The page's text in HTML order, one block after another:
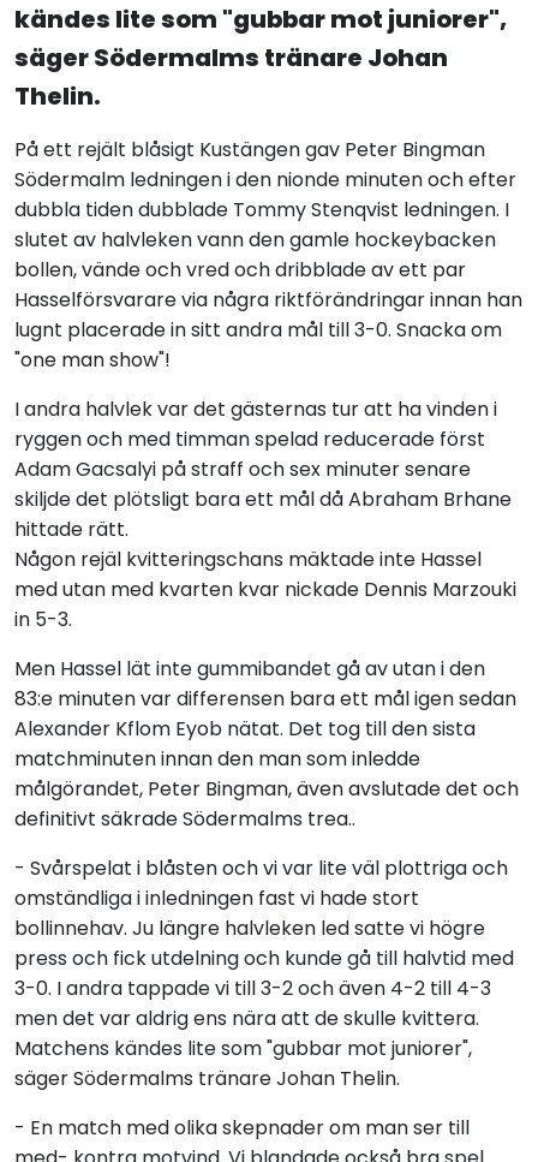
kändes lite som "gubbar mot juniorer",
säger Södermalms tränare Johan
Thelin.
På ett rejält blåsigt Kustängen gav Peter Bingman
Södermalm ledningen i den nionde minuten och efter
dubbla tiden dubblade Tommy Stenqvist ledningen. I
slutet av halvleken vann den gamle hockeybacken
bollen, vände och vred och dribblade av ett par
Hasselförsvarare via några riktförändringar innan han
lugnt placerade in sitt andra mål till 3-0. Snacka om
"one man show"!
I andra halvlek var det gästernas tur att ha vinden i
ryggen och med timman spelad reducerade först
Adam Gacsalyi på straff och sex minuter senare
skiljde det plötsligt bara ett mål då Abraham Brhane
hittade rätt.
Någon rejäl kvitteringschans mäktade inte Hassel
med utan med kvarten kvar nickade Dennis Marzouki
in 5-3.
Men Hassel lät inte gummibandet gå av utan i den
83:e minuten var differensen bara ett mål igen sedan
Alexander Kflom Eyob nätat. Det tog till den sista
matchminuten innan den man som inledde
målgörandet, Peter Bingman, även avslutade det och
definitivt säkrade Södermalms trea..
- Svårspelat i blåsten och vi var lite väl plottriga och
omständliga i inledningen fast vi hade stort
bollinnehav. Ju längre halvleken led satte vi högre
press och fick utdelning och kunde gå till halvtid med
3-0. I andra tappade vi till 3-2 och även 4-2 till 4-3
men det var aldrig ens nära att de skulle kvittera.
Matchens kändes lite som "gubbar mot juniorer",
säger Södermalms tränare Johan Thelin.
- En match med olika skepnader om man ser till